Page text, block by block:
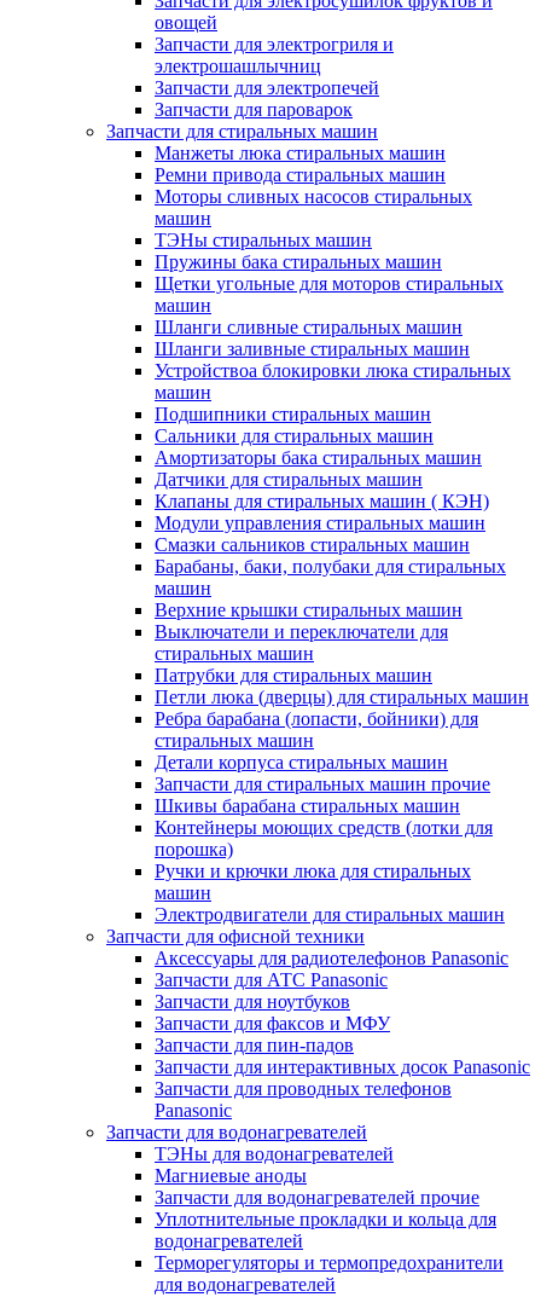
овощей
Запчасти для электрогриля и
электрошашлычниц
Запчасти для электропечей
Запчасти для пароварок
Запчасти для стиральных машин
Манжеты люка стиральных машин
Ремни привода стиральных машин
Моторы сливных насосов стиральных
машин
ТЭНы стиральных машин
Пружины бака стиральных машин
Щетки угольные для моторов стиральных
машин
Шланги сливные стиральных машин
Шланги заливные стиральных машин
Устройствоа блокировки люка стиральных
машин
Подшипники стиральных машин
Сальники для стиральных машин
Амортизаторы бака стиральных машин
Датчики для стиральных машин
Клапаны для стиральных машин ( КЭН)
Модули управления стиральных машин
Смазки сальников стиральных машин
Барабаны, баки, полубаки для стиральных
машин
Верхние крышки стиральных машин
Выключатели и переключатели для
стиральных машин
Патрубки для стиральных машин
Петли люка (дверцы) для стиральных машин
Ребра барабана (лопасти, бойники) для
стиральных машин
Детали корпуса стиральных машин
Запчасти для стиральных машин прочие
Шкивы барабана стиральных машин
Контейнеры моющих средств (лотки для
порошка)
Ручки и крючки люка для стиральных
машин
Электродвигатели для стиральных машин
Запчасти для офисной техники
Аксессуары для радиотелефонов Panasonic
Запчасти для АТС Panasonic
Запчасти для ноутбуков
Запчасти для факсов и МФУ
Запчасти для пин-падов
Запчасти для интерактивных досок Panasonic
Запчасти для проводных телефонов
Panasonic
Запчасти для водонагревателей
ТЭНы для водонагревателей
Магниевые аноды
Запчасти для водонагревателей прочие
Уплотнительные прокладки и кольца для
водонагревателей
Терморегуляторы и термопредохранители
для водонагревателей